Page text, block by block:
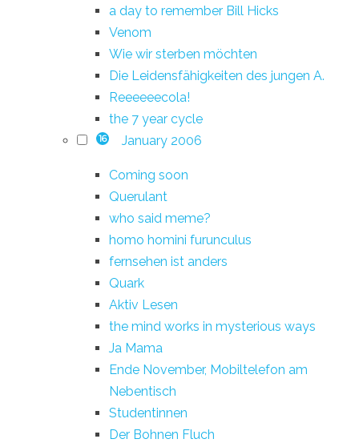
a day to remember Bill Hicks
Venom
Wie wir sterben möchten
Die Leidensfähigkeiten des jungen A.
Reeeeeecola!
the 7 year cycle
16 January 2006
Coming soon
Querulant
who said meme?
homo homini furunculus
fernsehen ist anders
Quark
Aktiv Lesen
the mind works in mysterious ways
Ja Mama
Ende November, Mobiltelefon am
Nebentisch
Studentinnen
Der Bohnen Fluch